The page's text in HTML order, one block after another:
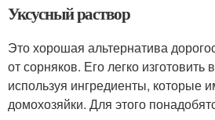
Уксусный раствор
Это хорошая альтернатива
от сорняков. Его легко
используя ингредиенты, которые
домохозяйки. Для этого